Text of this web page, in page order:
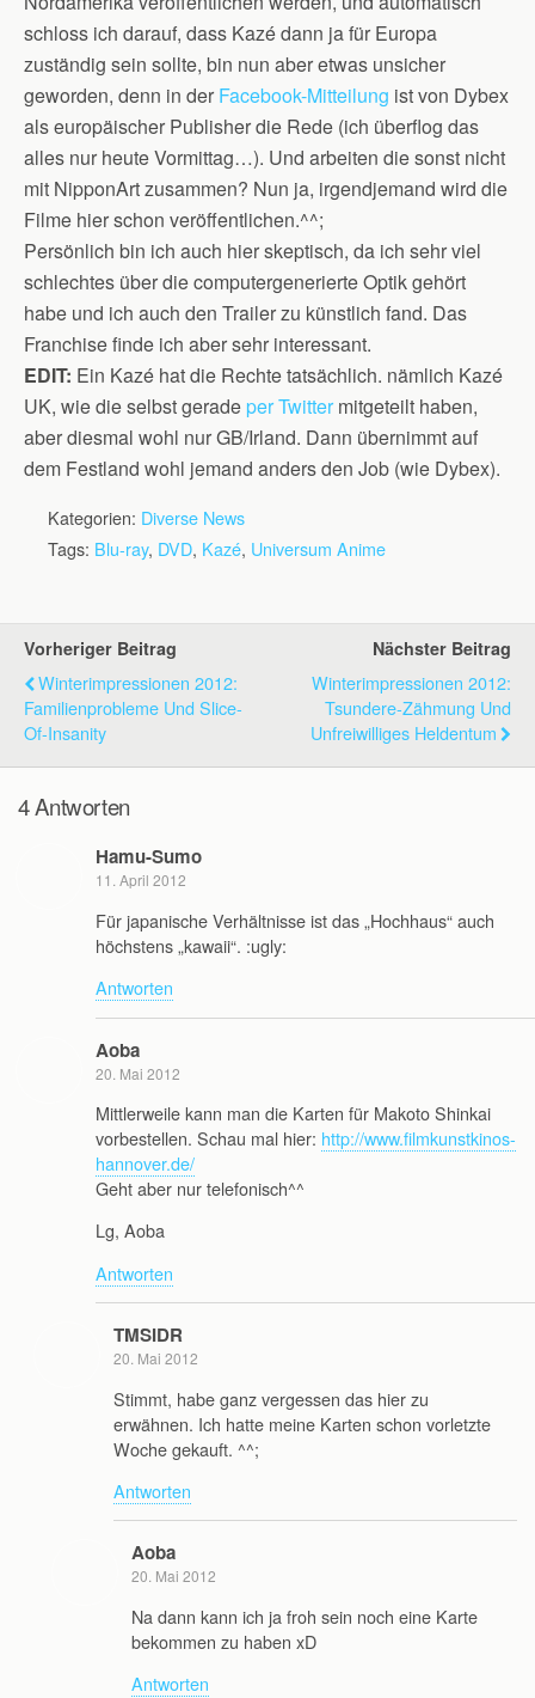
schloss ich darauf, dass Kazé dann ja für Europa
zuständig sein sollte, bin nun aber etwas unsicher
geworden, denn in der Facebook-Mitteilung ist von Dybex
als europäischer Publisher die Rede (ich überflog das
alles nur heute Vormittag…). Und arbeiten die sonst nicht
mit NipponArt zusammen? Nun ja, irgendjemand wird die
Filme hier schon veröffentlichen.^^;
Persönlich bin ich auch hier skeptisch, da ich sehr viel
schlechtes über die computergenerierte Optik gehört
habe und ich auch den Trailer zu künstlich fand. Das
Franchise finde ich aber sehr interessant.
EDIT: Ein Kazé hat die Rechte tatsächlich. nämlich Kazé
UK, wie die selbst geradeper Twittermitgeteilt haben,
aber diesmal wohl nur GB/Irland. Dann übernimmt auf
dem Festland wohl jemand anders den Job (wie Dybex).
Kategorien: Diverse News
Tags: Blu-ray, DVD, Kazé, Universum Anime
Vorheriger Beitrag
Winterimpressionen 2012:
Familienprobleme Und Slice-
Of-Insanity
Nächster Beitrag
Winterimpressionen 2012:
Tsundere-Zähmung Und
Unfreiwilliges Heldentum
4 Antworten
Hamu-Sumo
11. April 2012
Für japanische Verhältnisse ist das „Hochhaus“ auch
höchstens „kawaii“. :ugly:
Antworten
Aoba
20. Mai 2012
Mittlerweile kann man die Karten für Makoto Shinkai
vorbestellen. Schau mal hier: http://www.filmkunstkinos-
hannover.de/
Geht aber nur telefonisch^^
Lg, Aoba
Antworten
TMSIDR
20. Mai 2012
Stimmt, habe ganz vergessen das hier zu
erwähnen. Ich hatte meine Karten schon vorletzte
Woche gekauft. ^^;
Antworten
Aoba
20. Mai 2012
Na dann kann ich ja froh sein noch eine Karte
bekommen zu haben xD
Antworten